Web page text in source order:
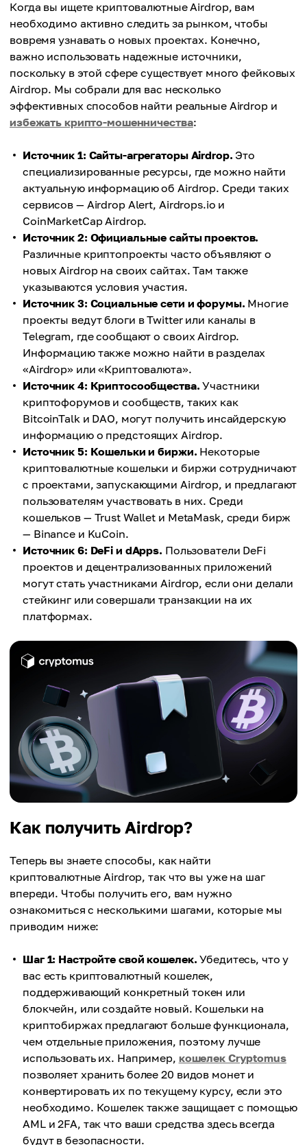
Когда вы ищете криптовалютные Аirdrop, вам
необходимо активно следить за рынком, чтобы
вовремя узнавать о новых проектах. Конечно,
важно использовать надежные источники,
поскольку в этой сфере существует много фейковых
Аirdrop. Мы собрали для вас несколько
эффективных способов найти реальные Аirdrop и
избежать крипто-мошенничества:
Источник 1: Сайты-агрегаторы Аirdrop. Это
специализированные ресурсы, где можно найти
актуальную информацию об Аirdrop. Среди таких
сервисов — Airdrop Alert, Airdrops.io и
CoinMarketCap Airdrop.
Источник 2: Официальные сайты проектов.
Различные криптопроекты часто объявляют о
новых Аirdrop на своих сайтах. Там также
указываются условия участия.
Источник 3: Социальные сети и форумы. Многие
проекты ведут блоги в Twitter или каналы в
Telegram, где сообщают о своих Аirdrop.
Информацию также можно найти в разделах
«Airdrop» или «Криптовалюта».
Источник 4: Криптосообщества. Участники
криптофорумов и сообществ, таких как
BitcoinTalk и DAO, могут получить инсайдерскую
информацию о предстоящих Аirdrop.
Источник 5: Кошельки и биржи. Некоторые
криптовалютные кошельки и биржи сотрудничают
с проектами, запускающими Аirdrop, и предлагают
пользователям участвовать в них. Среди
кошельков — Trust Wallet и MetaMask, среди бирж
— Binance и KuCoin.
Источник 6: DeFi и dApps. Пользователи DeFi
проектов и децентрализованных приложений
могут стать участниками Аirdrop, если они делали
стейкинг или совершали транзакции на их
платформах.
Как получить Аirdrop?
Теперь вы знаете способы, как найти
криптовалютные Аirdrop, так что вы уже на шаг
впереди. Чтобы получить его, вам нужно
ознакомиться с несколькими шагами, которые мы
приводим ниже:
Шаг 1: Настройте свой кошелек. Убедитесь, что у
вас есть криптовалютный кошелек,
поддерживающий конкретный токен или
блокчейн, или создайте новый. Кошельки на
криптобиржах предлагают больше функционала,
чем отдельные приложения, поэтому лучше
использовать их. Например, кошелек Cryptomus
позволяет хранить более 20 видов монет и
конвертировать их по текущему курсу, если это
необходимо. Кошелек также защищает с помощью
AML и 2FA, так что ваши средства здесь всегда
будут в безопасности.